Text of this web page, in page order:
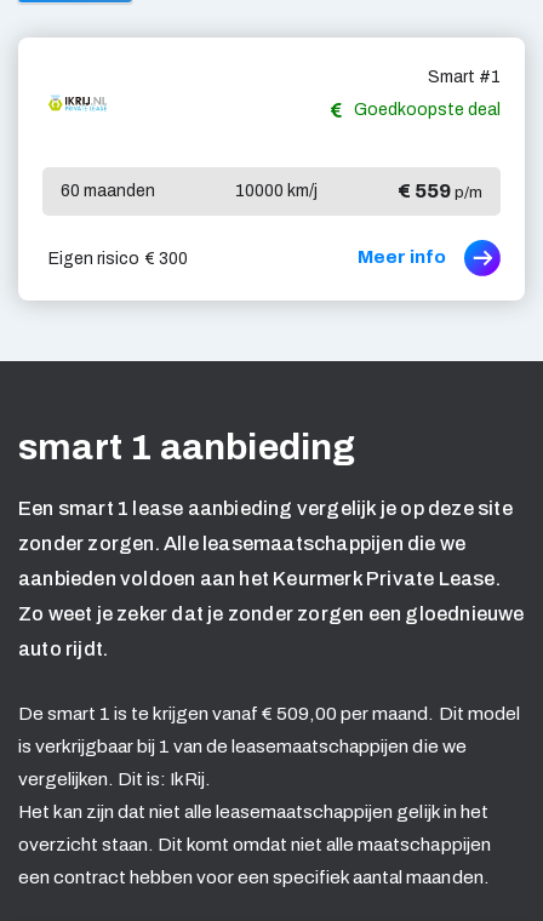
Smart #1
Goedkoopste deal
60 maanden 10000 km/j € 559 p/m
Eigen risico € 300 Meer info
smart 1 aanbieding
Een smart 1 lease aanbieding vergelijk je op deze site
zonder zorgen. Alle leasemaatschappijen die we
aanbieden voldoen aan het Keurmerk Private Lease.
Zo weet je zeker dat je zonder zorgen een gloednieuwe
auto rijdt.
De smart 1 is te krijgen vanaf € 509,00 per maand. Dit model
is verkrijgbaar bij 1 van de leasemaatschappijen die we
vergelijken. Dit is: IkRij.
Het kan zijn dat niet alle leasemaatschappijen gelijk in het
overzicht staan. Dit komt omdat niet alle maatschappijen
een contract hebben voor een specifiek aantal maanden.